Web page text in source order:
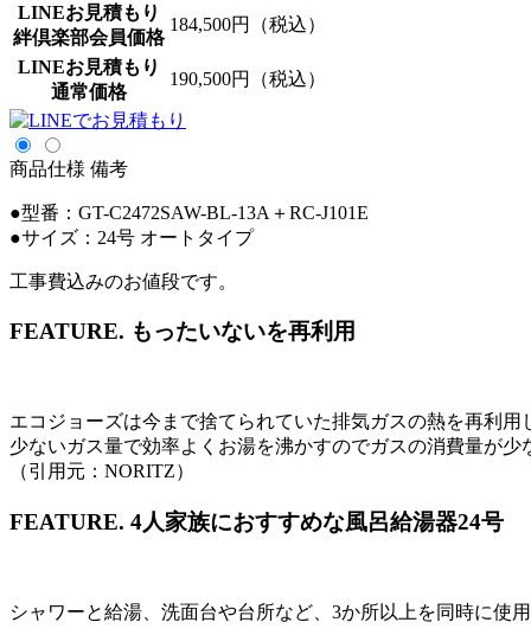
LINEお見積もり
絆倶楽部会員価格
184,500円（税込）
LINEお見積もり
通常価格
190,500円（税込）
商品仕様 備考
●型番：GT-C2472SAW-BL-13A＋RC-J101E
●サイズ：24号 オートタイプ
工事費込みのお値段です。
FEATURE. もったいないを再利用
エコジョーズは今まで捨てられていた排気ガスの熱を再利用
少ないガス量で効率よくお湯を沸かすのでガスの消費量が
（引用元：NORITZ）
FEATURE. 4人家族におすすめな風呂給湯器24号
シャワーと給湯、洗面台や台所など、3か所以上を同時に使